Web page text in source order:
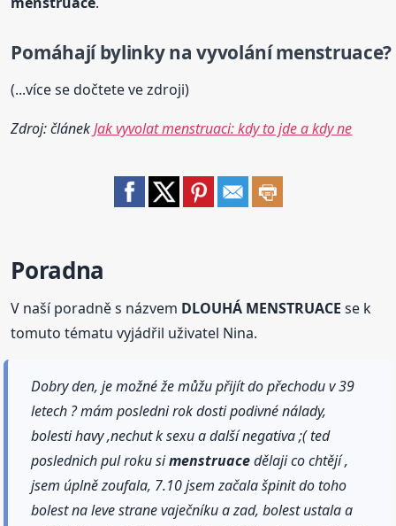
Pomáhají bylinky na vyvolánímenstruace?
(...více se dočtete ve zdroji)
Zdroj: článekJak vyvolat menstruaci: kdy to jde a kdy ne
Poradna
V naší poradně s názvem DLOUHÁ MENSTRUACE se k
tomuto tématu vyjádřil uživatel Nina.
Dobry den, je možné že můžu přijít do přechodu v 39
letech ? mám posledni rok dosti podivné nálady,
bolesti havy ,nechut k sexu a další negativa ;( ted
poslednich pul roku simenstruacedělaji co chtějí ,
jsem úplně zoufala, 7.10 jsem začala špinit do toho
bolest na leve strane vaječníku a zad, bolest ustala a